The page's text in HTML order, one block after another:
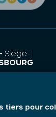
Siège :
tiers pour